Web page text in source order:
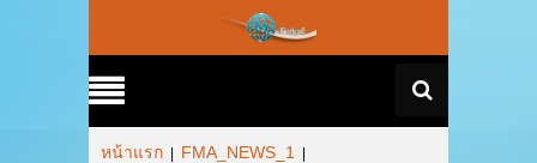
หน้าแรก FMA_NEWS_1